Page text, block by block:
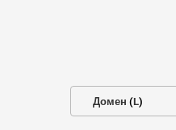
Домен (L)